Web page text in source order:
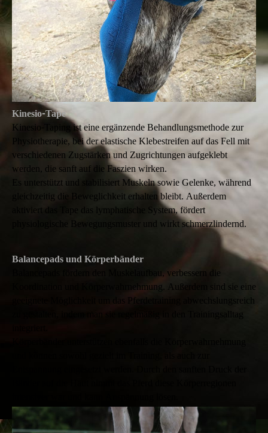
Kinesio-Tape
Kinesio-Taping ist eine ergänzende Behandlungsmethode zur
Physiotherapie, bei der elastische Klebestreifen auf das Fell mit
verschiedenen Zugstärken und Zugrichtungen aufgeklebt
werden, die sanft auf die Faszien wirken.
Es unterstützt und stabilisiert Muskeln sowie Gelenke, während
gleichzeitig die Beweglichkeit erhalten bleibt. Außerdem
aktiviert das Tape das lymphatische System, fördert
physiologische Bewegungsmuster und wirkt schmerzlindernd.
Balancepads und Körperbänder
Balancepads fördern den Muskelaufbau, verbessern die
Koordination und Körperwahrnehmung. Außerdem sind sie eine
geeignete Möglichkeit um das Pferdetraining abwechslungsreich
zu gestalten, indem man sie regelmäßig in den Trainingsalltag